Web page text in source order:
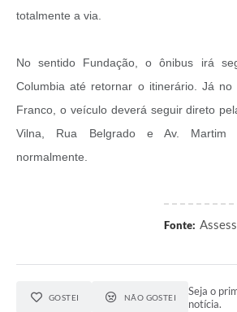
totalmente a via.
No sentido Fundação, o ônibus irá
Columbia até retornar o itinerário. Já no
Franco, o veículo deverá seguir direto
Vilna, Rua Belgrado e Av. Martim
normalmente.
Fonte:
GOSTEI NÃO GOSTEI
Seja o
notícia.